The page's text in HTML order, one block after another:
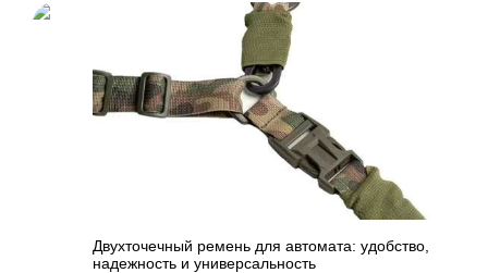
Двухточечный ремень для автомата: удобство,
надежность и универсальность